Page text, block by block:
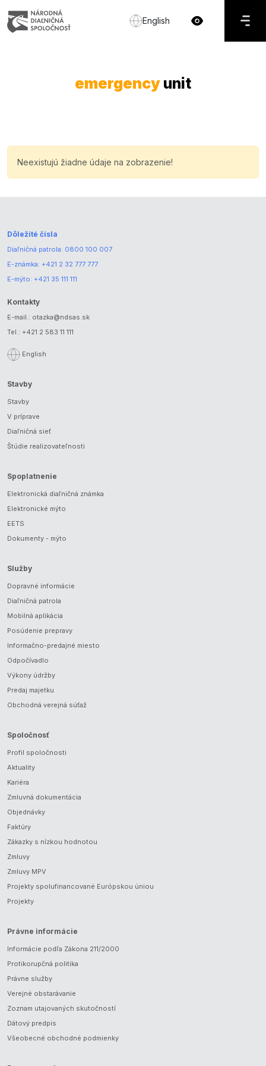
English
emergency unit
Neexistujú žiadne údaje na zobrazenie!
Dôležité čísla
Diaľničná patrola: 0800 100 007
E-známka: +421 2 32 777 777
E-mýto: +421 35 111 111
Kontakty
E-mail.: otazka@ndsas.sk
Tel.: +421 2 583 11 111
English
Stavby
Stavby
V príprave
Diaľničná sieť
Štúdie realizovateľnosti
Spoplatnenie
Elektronická diaľničná známka
Elektronické mýto
EETS
Dokumenty - mýto
Služby
Dopravné informácie
Diaľničná patrola
Mobilná aplikácia
Posúdenie prepravy
Informačno-predajné miesto
Odpočívadlo
Výkony údržby
Predaj majetku
Obchodná verejná súťaž
Spoločnosť
Profil spoločnosti
Aktuality
Kariéra
Zmluvná dokumentácia
Objednávky
Faktúry
Zákazky s nízkou hodnotou
Zmluvy
Zmluvy MPV
Projekty spolufinancované Európskou úniou
Projekty
Právne informácie
Informácie podľa Zákona 211/2000
Protikorupčná politika
Právne služby
Verejné obstarávanie
Zoznam utajovaných skutočností
Dátový predpis
Všeobecné obchodné podmienky